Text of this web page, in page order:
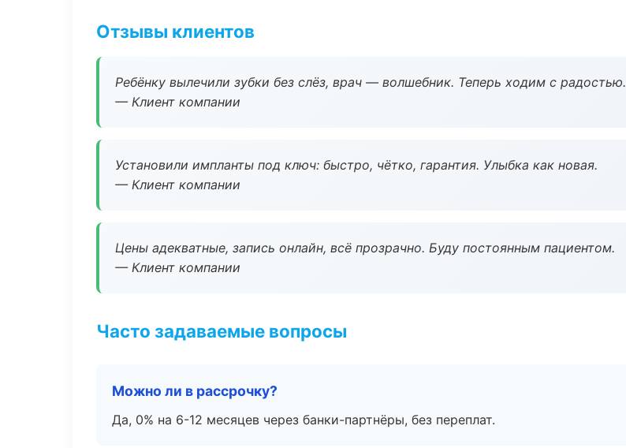
Отзывы клиентов
Ребёнку вылечили зубки без слёз, врач — волшебник. Теперь ходим с радостью.
— Клиент компании
Установили импланты под ключ: быстро, чётко, гарантия. Улыбка как новая.
— Клиент компании
Цены адекватные, запись онлайн, всё прозрачно. Буду постоянным пациентом.
— Клиент компании
Часто задаваемые вопросы
Можно ли в рассрочку?
Да, 0% на 6-12 месяцев через банки-партнёры, без переплат.